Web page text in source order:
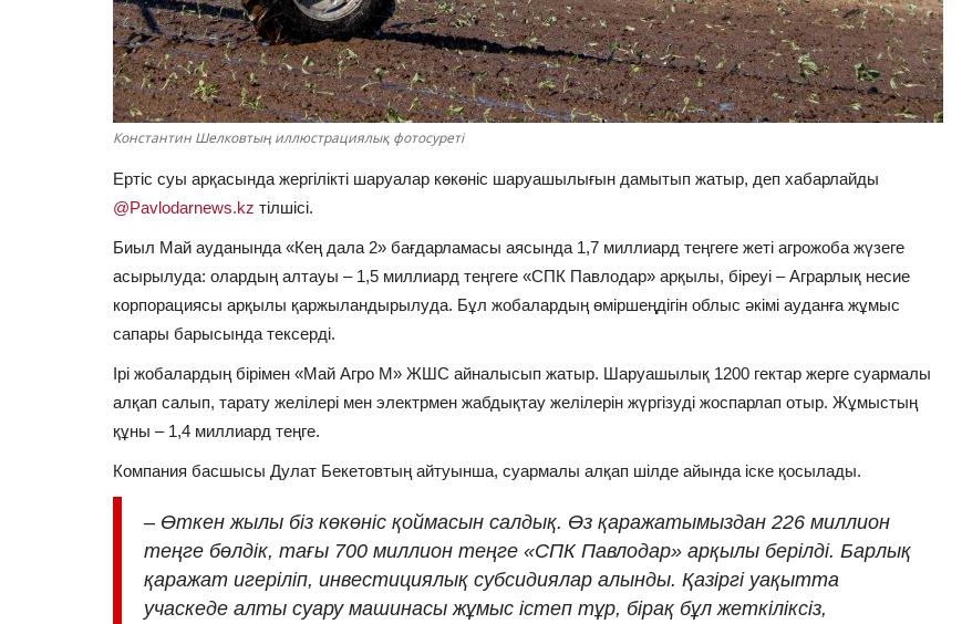
Константин Шелковтың иллюстрациялық фотосуреті
Ертіс суы арқасында жергілікті шаруалар көкөніс шаруашылығын дамытып жатыр, деп хабарлайды
@Pavlodarnews.kz тілшісі.
Биыл Май ауданында «Кең дала 2» бағдарламасы аясында 1,7 миллиард теңгеге жеті агрожоба жүзеге
асырылуда: олардың алтауы – 1,5 миллиард теңгеге «СПК Павлодар» арқылы, біреуі – Аграрлық несие
корпорациясы арқылы қаржыландырылуда. Бұл жобалардың өміршеңдігін облыс әкімі ауданға жұмыс
сапары барысында тексерді.
Ірі жобалардың бірімен «Май Агро М» ЖШС айналысып жатыр. Шаруашылық 1200 гектар жерге суармалы
алқап салып, тарату желілері мен электрмен жабдықтау желілерін жүргізуді жоспарлап отыр. Жұмыстың
құны – 1,4 миллиард теңге.
Компания басшысы Дулат Бекетовтың айтуынша, суармалы алқап шілде айында іске қосылады.
– Өткен жылы біз көкөніс қоймасын салдық. Өз қаражатымыздан 226 миллион
теңге бөлдік, тағы 700 миллион теңге «СПК Павлодар» арқылы берілді. Барлық
қаражат игеріліп, инвестициялық субсидиялар алынды. Қазіргі уақытта
учаскеде алты суару машинасы жұмыс істеп тұр, бірақ бұл жеткіліксіз,